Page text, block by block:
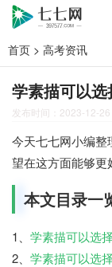
首页 > 高考资讯
学素描可以
发布时间：2023-12-
今天七七网小编
望在这方面能够更
本文目录一
1、 学素描可以选
2、 学素描可以选